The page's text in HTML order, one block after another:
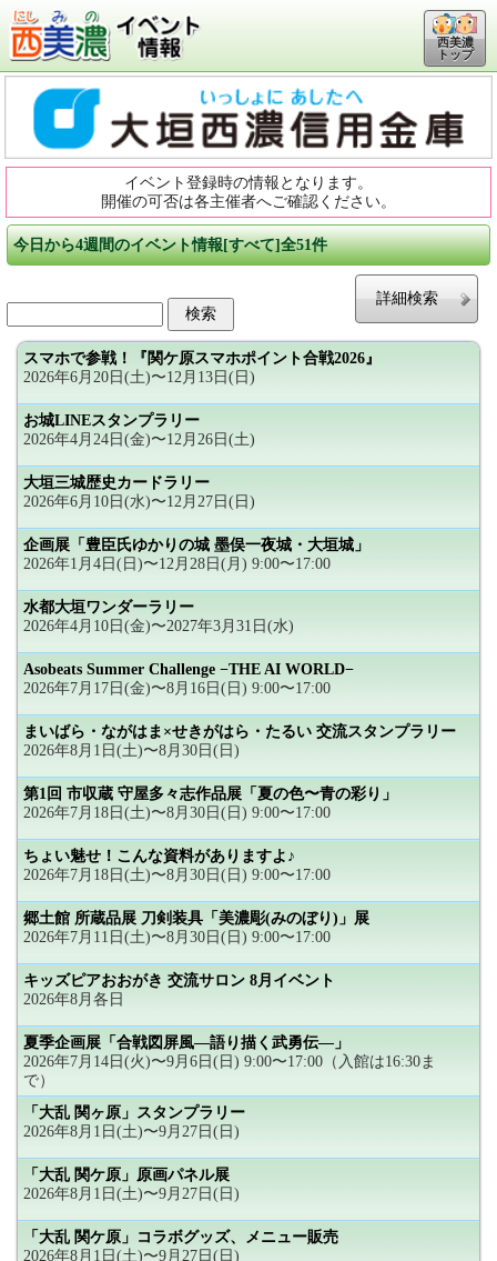
西美濃
トップ
イベント登録時の情報となります。
開催の可否は各主催者へご確認ください。
今日から4週間のイベント情報[すべて]全51件
詳細検索
スマホで参戦！『関ケ原スマホポイント合戦2026』
2026年6月20日(土)〜12月13日(日)
お城LINEスタンプラリー
2026年4月24日(金)〜12月26日(土)
大垣三城歴史カードラリー
2026年6月10日(水)〜12月27日(日)
企画展「豊臣氏ゆかりの城 墨俣一夜城・大垣城」
2026年1月4日(日)〜12月28日(月) 9:00〜17:00
水都大垣ワンダーラリー
2026年4月10日(金)〜2027年3月31日(水)
Asobeats Summer Challenge −THE AI WORLD−
2026年7月17日(金)〜8月16日(日) 9:00〜17:00
まいばら・ながはま×せきがはら・たるい 交流スタンプラリー
2026年8月1日(土)〜8月30日(日)
第1回 市収蔵 守屋多々志作品展「夏の色〜青の彩り」
2026年7月18日(土)〜8月30日(日) 9:00〜17:00
ちょい魅せ！こんな資料がありますよ♪
2026年7月18日(土)〜8月30日(日) 9:00〜17:00
郷土館 所蔵品展 刀剣装具「美濃彫(みのぼり)」展
2026年7月11日(土)〜8月30日(日) 9:00〜17:00
キッズピアおおがき 交流サロン 8月イベント
2026年8月各日
夏季企画展「合戦図屏風―語り描く武勇伝―」
2026年7月14日(火)〜9月6日(日) 9:00〜17:00（入館は16:30ま
で）
「大乱 関ヶ原」スタンプラリー
2026年8月1日(土)〜9月27日(日)
「大乱 関ケ原」原画パネル展
2026年8月1日(土)〜9月27日(日)
「大乱 関ケ原」コラボグッズ、メニュー販売
2026年8月1日(土)〜9月27日(日)